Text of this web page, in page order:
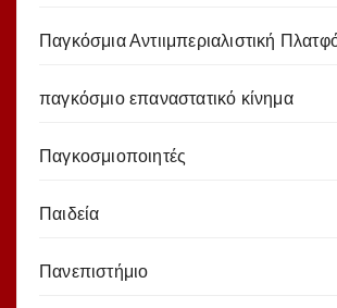
Παγκόσμια Αντιιμπεριαλιστική
παγκόσμιο επαναστατικό κίνημα
Παγκοσμιοποιητές
Παιδεία
Πανεπιστήμιο